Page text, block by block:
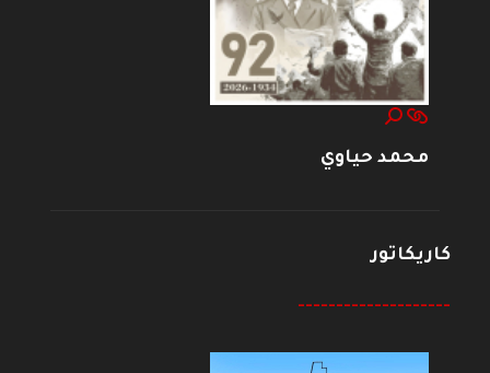
محمد حياوي
كاريكاتور
--------------------